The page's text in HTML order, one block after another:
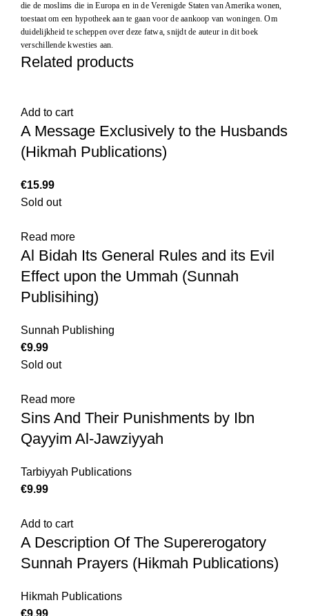
die de moslims die in Europa en in de Verenigde Staten van Amerika wonen,
toestaat om een hypotheek aan te gaan voor de aankoop van woningen. Om
duidelijkheid te scheppen over deze fatwa, snijdt de auteur in dit boek
verschillende kwesties aan.
Related products
Add to cart
A Message Exclusively to the Husbands
(Hikmah Publications)
€
Sold out
Read more
Al Bidah Its General Rules and its Evil
Effect upon the Ummah (Sunnah
Publisihing)
Sunnah Publishing
€
Sold out
Read more
Sins And Their Punishments by Ibn
Qayyim Al-Jawziyyah
Tarbiyyah Publications
€
Add to cart
A Description Of The Supererogatory
Sunnah Prayers (Hikmah Publications)
Hikmah Publications
€